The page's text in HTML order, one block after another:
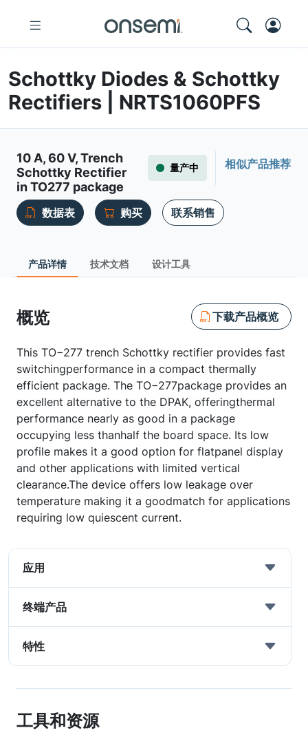
Schottky Diodes & Schottky
Rectifiers | NRTS1060PFS
10 A, 60 V, Trench
Schottky Rectifier
in TO277 package
量产中 相似产品推荐
数据表 购买 联系销售
产品详情 技术文档 设计工具
概览 下载产品概览
This TO−277 trench Schottky rectifier provides fast
switchingperformance in a compact thermally
efficient package. The TO−277package provides an
excellent alternative to the DPAK, offeringthermal
performance nearly as good in a package
occupying less thanhalf the board space. Its low
profile makes it a good option for flatpanel display
and other applications with limited vertical
clearance.The device offers low leakage over
temperature making it a goodmatch for applications
requiring low quiescent current.
应用
终端产品
特性
工具和资源